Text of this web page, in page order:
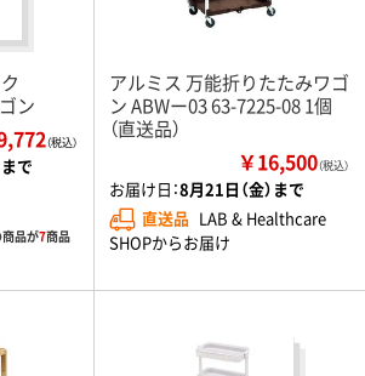
ン
で
商品が7商品
アルミス 万能折りたたみワゴ
ン ABWー03 63-7225-08 1個
（直送品）
￥16,500（税込）
お届け日：8月21日（金）まで
直送品 LAB & Healthcare
SHOPからお届け